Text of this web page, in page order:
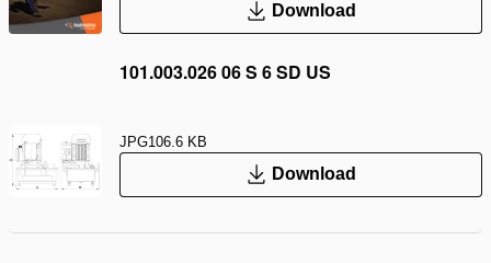
Download
101.003.026 06 S 6 SD US
JPG106.6 KB
Download